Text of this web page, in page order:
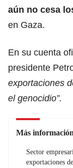
aún no cesa
en Gaza.
En su cuenta
presidente
exportaciones
el genocidio”.
Más información
Sector
exportaciones